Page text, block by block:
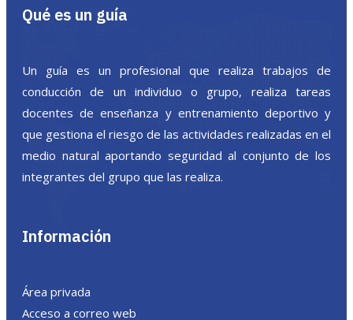
Qué es un guía
Un guía es un profesional que realiza trabajos de
conducción de un individuo o grupo, realiza tareas
docentes de enseñanza y entrenamiento deportivo y
que gestiona el riesgo de las actividades realizadas en el
medio natural aportando seguridad al conjunto de los
integrantes del grupo que las realiza.
Información
Área privada
Acceso a correo web